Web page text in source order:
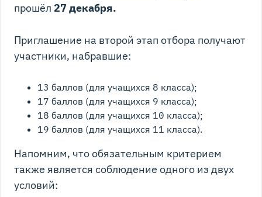
прошёл 27 декабря.
Приглашение на второй этап отбора получают
участники, набравшие:
13 баллов (для учащихся 8 класса);
17 баллов (для учащихся 9 класса);
18 баллов (для учащихся 10 класса);
19 баллов (для учащихся 11 класса).
Напомним, что обязательным критерием
также является соблюдение одного из двух
условий: